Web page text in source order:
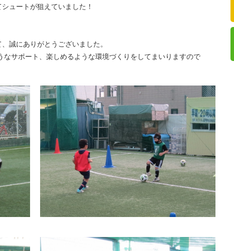
ュートが狙えていました！
誠にありがとうございました。
サポート、楽しめるような環境づくりをしてまいりますので